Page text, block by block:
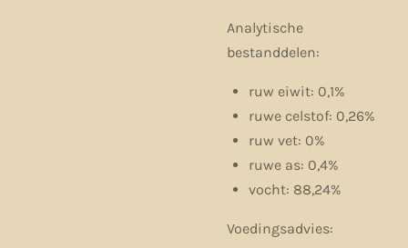
Analytische
bestanddelen:
ruw eiwit: 0,1%
ruwe celstof: 0,26%
ruw vet: 0%
ruwe as: 0,4%
vocht: 88,24%
Voedingsadvies: